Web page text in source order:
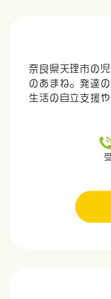
奈良県天理市の
のあまね。発達
生活の自立支援